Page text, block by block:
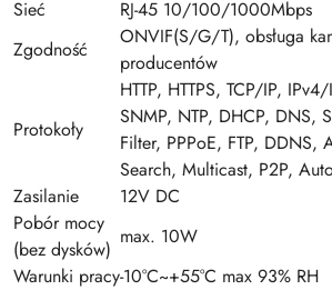
Sieć
RJ-45 10/100/1000Mbps
Zgodność
ONVIF(S/G/T), obsługa
producentów
Protokoły
HTTP, HTTPS, TCP/IP,
SNMP, NTP, DHCP, DNS,
Filter, PPPoE, FTP, DDNS,
Search, Multicast, P2P,
Zasilanie
12V DC
Pobór mocy
(bez dysków)
max. 10W
Warunki pracy-10°C~+55°C max 93% RH